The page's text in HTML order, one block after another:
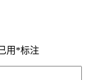
用 *标注